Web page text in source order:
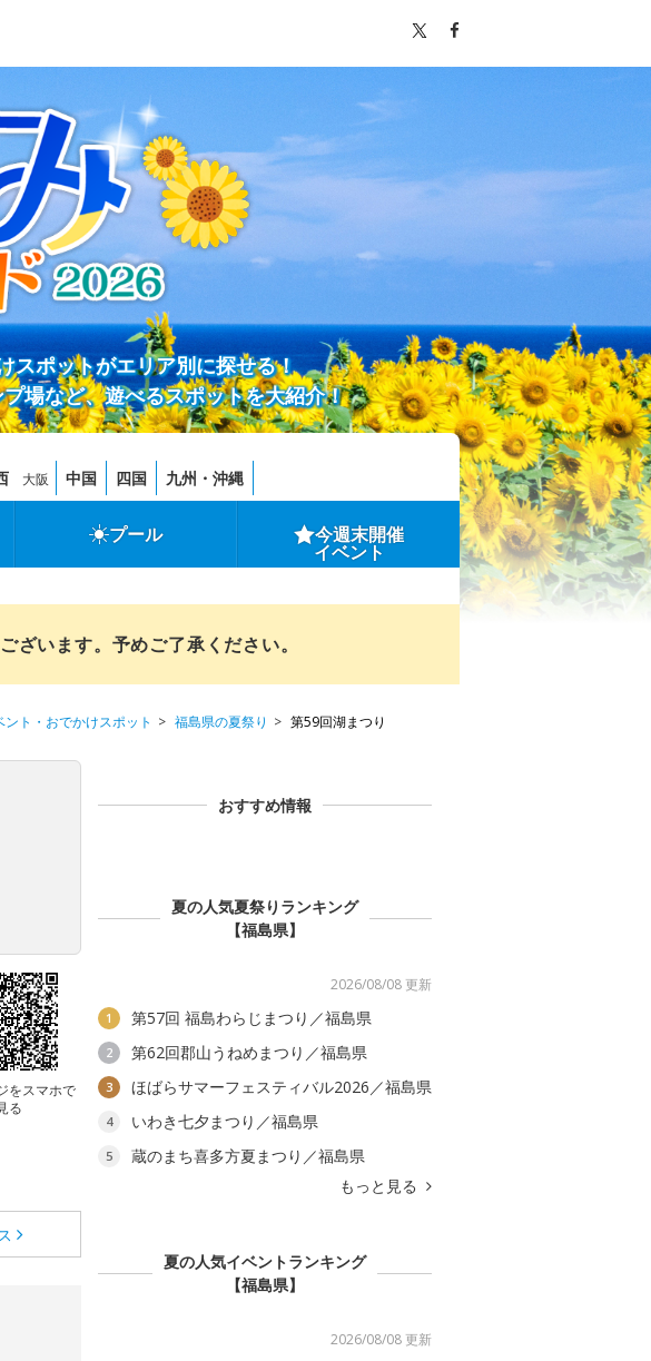
スポットがエリア別に探せる！
場など、遊べるスポットを大紹介！
大阪 中国 四国 九州・沖縄
プール 今週末開催
イベント
います。予めご了承ください。
ト・おでかけスポット 福島県の夏祭り 第59回湖まつり
をスマホで
る
おすすめ情報
夏の人気夏祭りランキング
【福島県】
2026/08/08 更新
1 第57回 福島わらじまつり／福島県
2 第62回郡山うねめまつり／福島県
3 ほばらサマーフェスティバル2026／福島県
4 いわき七夕まつり／福島県
5
蔵のまち喜多方夏まつり／福島県
もっと見る
夏の人気イベントランキング
【福島県】
2026/08/08 更新